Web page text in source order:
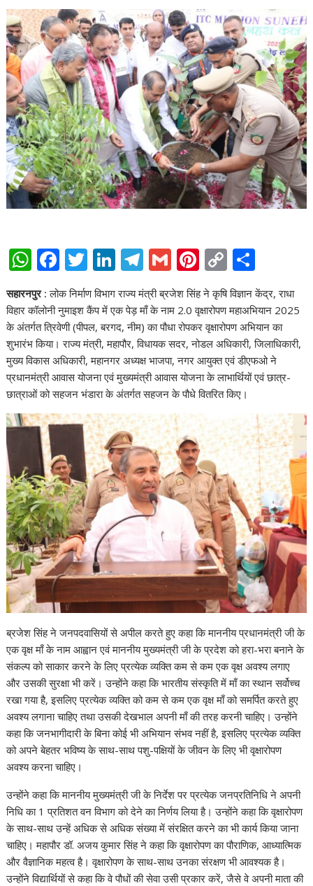
W
at
s
A
p
p
F
ac
e
b
o
o
k
T
w
itt
er
Li
k
e
dI
n
T
el
e
gr
a
m
G
m
ai
l
Pi
nt
er
e
st
C
o
p
y
Li
n
k
h
ar
e
सहारनपुर :लोक निर्माण विभाग राज्य मंत्री ब्रजेश सिंह ने कृषि विज्ञान केंद्र, राधा
विहार कॉलोनी नुमाइश कैंप में एक पेड़ माँ के नाम 2.0 वृक्षारोपण महाअभियान 2025
के अंतर्गत त्रिवेणी (पीपल, बरगद, नीम) का पौधा रोपकर वृक्षारोपण अभियान का
शुभारंभ किया। राज्य मंत्री, महापौर, विधायक सदर, नोडल अधिकारी, जिलाधिकारी,
मुख्य विकास अधिकारी, महानगर अध्यक्ष भाजपा, नगर आयुक्त एवं डीएफओ ने
प्रधानमंत्री आवास योजना एवं मुख्यमंत्री आवास योजना के लाभार्थियों एवं छात्र-
छात्राओं को सहजन भंडारा के अंतर्गत सहजन के पौधे वितरित किए।
ब्रजेश सिंह ने जनपदवासियों से अपील करते हुए कहा कि माननीय प्रधानमंत्री जी के
एक वृक्ष माँ के नाम आह्वान एवं माननीय मुख्यमंत्री जी के प्रदेश को हरा-भरा बनाने के
संकल्प को साकार करने के लिए प्रत्येक व्यक्ति कम से कम एक वृक्ष अवश्य लगाए
और उसकी सुरक्षा भी करें। उन्होंने कहा कि भारतीय संस्कृति में माँ का स्थान सर्वोच्च
रखा गया है, इसलिए प्रत्येक व्यक्ति को कम से कम एक वृक्ष माँ को समर्पित करते हुए
अवश्य लगाना चाहिए तथा उसकी देखभाल अपनी माँ की तरह करनी चाहिए। उन्होंने
कहा कि जनभागीदारी के बिना कोई भी अभियान संभव नहीं है, इसलिए प्रत्येक व्यक्ति
को अपने बेहतर भविष्य के साथ-साथ पशु-पक्षियों के जीवन के लिए भी वृक्षारोपण
अवश्य करना चाहिए।
उन्होंने कहा कि माननीय मुख्यमंत्री जी के निर्देश पर प्रत्येक जनप्रतिनिधि ने अपनी
निधि का 1 प्रतिशत वन विभाग को देने का निर्णय लिया है। उन्होंने कहा कि वृक्षारोपण
के साथ-साथ उन्हें अधिक से अधिक संख्या में संरक्षित करने का भी कार्य किया जाना
चाहिए। महापौर डॉ. अजय कुमार सिंह ने कहा कि वृक्षारोपण का पौराणिक, आध्यात्मिक
और वैज्ञानिक महत्व है। वृक्षारोपण के साथ-साथ उनका संरक्षण भी आवश्यक है।
उन्होंने विद्यार्थियों से कहा कि वे पौधों की सेवा उसी प्रकार करें, जैसे वे अपनी माता की